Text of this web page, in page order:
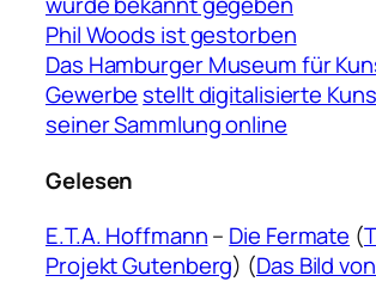
Phil Woods ist gestorben
Das Hamburger Museum für
Gewerbe stellt digitalisierte
seiner Sammlung online
Gelesen
E.T.A. Hoffmann– Die Fermate (
Projekt Gutenberg) (Das Bild